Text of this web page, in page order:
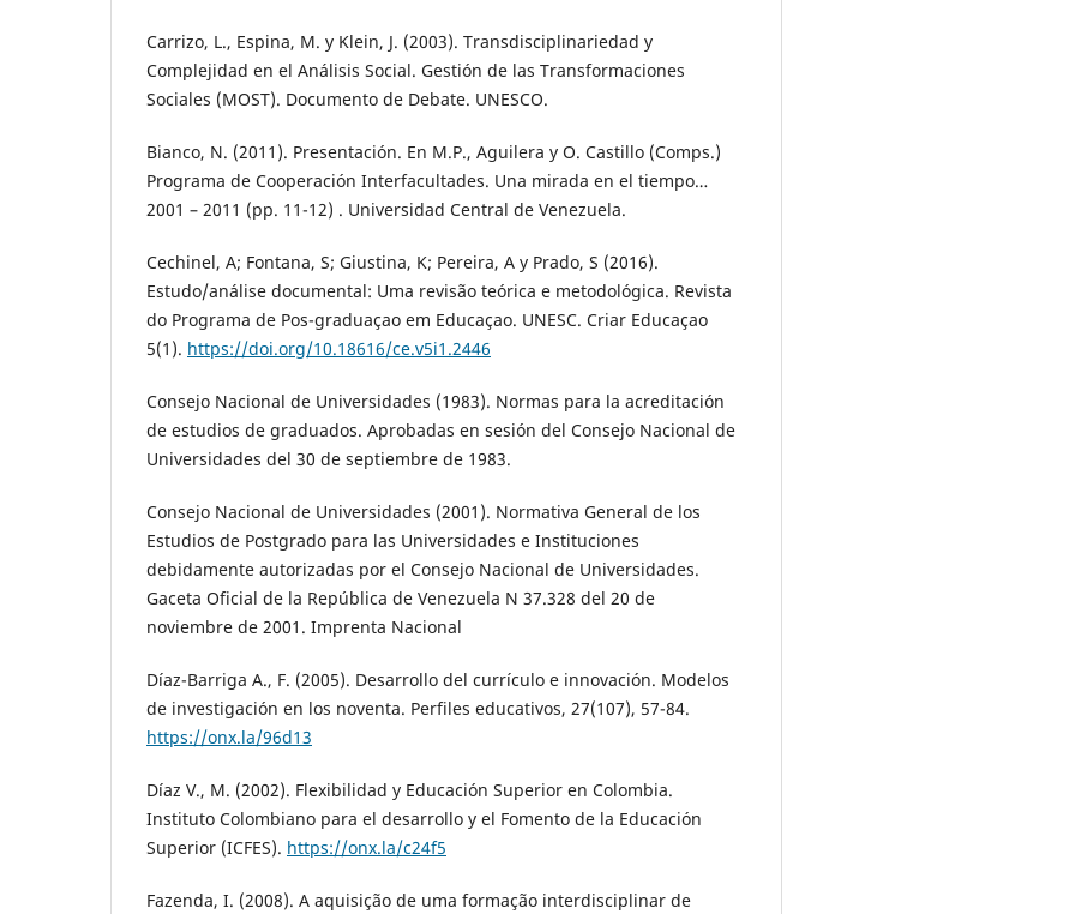
Carrizo, L., Espina, M. y Klein, J. (2003). Transdisciplinariedad y
Complejidad en el Análisis Social. Gestión de las Transformaciones
Sociales (MOST). Documento de Debate. UNESCO.
Bianco, N. (2011). Presentación. En M.P., Aguilera y O. Castillo (Comps.)
Programa de Cooperación Interfacultades. Una mirada en el tiempo…
2001 – 2011 (pp. 11-12) . Universidad Central de Venezuela.
Cechinel, A; Fontana, S; Giustina, K; Pereira, A y Prado, S (2016).
Estudo/análise documental: Uma revisão teórica e metodológica. Revista
do Programa de Pos-graduaçao em Educaçao. UNESC. Criar Educaçao
5(1). https://doi.org/10.18616/ce.v5i1.2446
Consejo Nacional de Universidades (1983). Normas para la acreditación
de estudios de graduados. Aprobadas en sesión del Consejo Nacional de
Universidades del 30 de septiembre de 1983.
Consejo Nacional de Universidades (2001). Normativa General de los
Estudios de Postgrado para las Universidades e Instituciones
debidamente autorizadas por el Consejo Nacional de Universidades.
Gaceta Oficial de la República de Venezuela N 37.328 del 20 de
noviembre de 2001. Imprenta Nacional
Díaz-Barriga A., F. (2005). Desarrollo del currículo e innovación. Modelos
de investigación en los noventa. Perfiles educativos, 27(107), 57-84.
https://onx.la/96d13
Díaz V., M. (2002). Flexibilidad y Educación Superior en Colombia.
Instituto Colombiano para el desarrollo y el Fomento de la Educación
Superior (ICFES). https://onx.la/c24f5
Fazenda, I. (2008). A aquisição de uma formação interdisciplinar de